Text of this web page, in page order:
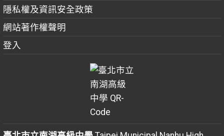
隱私權及資訊安全政策
網站著作權聲明
登入